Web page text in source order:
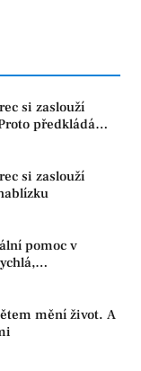
si zaslouží
předkládáme
problémy
si zaslouží
pomoc v
udržovat lidi v
mění život. A